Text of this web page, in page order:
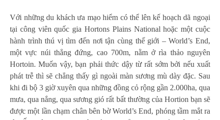
Với những du khách ưa mạo hiểm có thể lên kế hoạch dã ngoại
tại công viên quốc gia Hortons Plains National hoặc một cuộc
hành trình thú vị tìm đến nơi tận cùng thế giới – World’s End,
một vực núi thẳng đứng, cao 700m, nằm ở rìa thảo nguyên
Hortoin. Muốn vậy, bạn phải thức dậy từ rất sớm bởi nếu xuất
phát trễ thì sẽ chẳng thấy gì ngoài màn sương mù dày đặc. Sau
khi đi bộ 3 giờ xuyên qua những đồng cỏ rộng gần 2.000ha, qua
mưa, qua nắng, qua sương gió rất bất thường của Hortion bạn sẽ
được một lần chạm chân bên bờ World’s End, phóng tầm mắt ra